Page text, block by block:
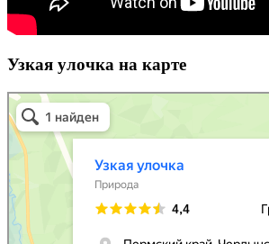
Узкая улочка на карте